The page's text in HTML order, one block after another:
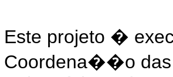
Este projeto �
Coordena��o das